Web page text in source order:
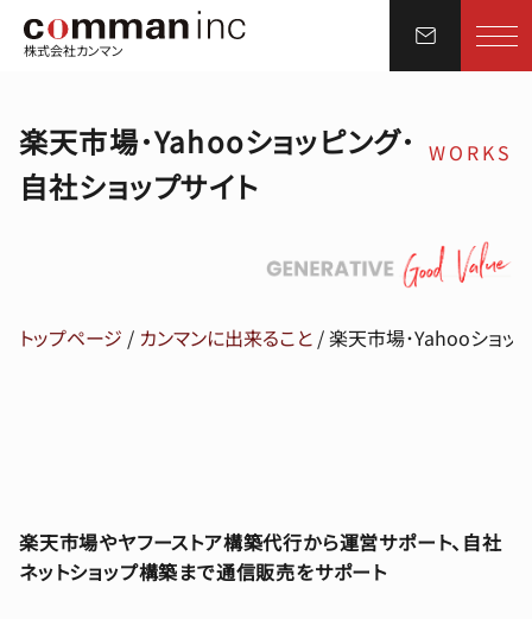
株式会社カンマン
楽天市場･Yahooショッピング･
自社ショップサイト
WORKS
トップページ / カンマンに出来ること /楽天市場･Yahooショッ
楽天市場やヤフーストア構築代行から運営サポート、自社
ネットショップ構築まで通信販売をサポート